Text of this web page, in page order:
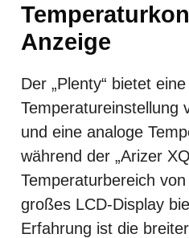
Anzeige
Der „Plenty“ bietet
Temperatureinstellung
und eine analoge
während der „Arizer
Temperaturbereich
großes LCD-Display
Erfahrung ist die